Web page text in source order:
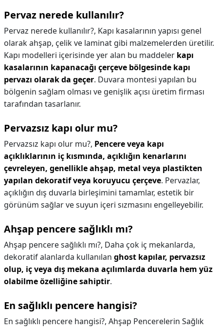
Pervaz nerede kullanılır?
Pervaz nerede kullanılır?, Kapı kasalarının yapısı genel
olarak ahşap, çelik ve laminat gibi malzemelerden üretilir.
Kapı modelleri içerisinde yer alan bu maddeler kapı
kasalarının kapanacağı çerçeve bölgesinde kapı
pervazı olarak da geçer. Duvara montesi yapılan bu
bölgenin sağlam olması ve genişlik açısı üretim firması
tarafından tasarlanır.
Pervazsız kapı olur mu?
Pervazsız kapı olur mu?, Pencere veya kapı
açıklıklarının iç kısmında, açıklığın kenarlarını
çevreleyen, genellikle ahşap, metal veya plastikten
yapılan dekoratif veya koruyucu çerçeve. Pervazlar,
açıklığın dış duvarla birleşimini tamamlar, estetik bir
görünüm sağlar ve suyun içeri sızmasını engelleyebilir.
Ahşap pencere sağlıklı mı?
Ahşap pencere sağlıklı mı?, Daha çok iç mekanlarda,
dekoratif alanlarda kullanılan ghost kapılar, pervazsız
olup, iç veya dış mekana açılımlarda duvarla hem yüz
olabilme özelliğine sahiptir.
En sağlıklı pencere hangisi?
En sağlıklı pencere hangisi?, Ahşap Pencerelerin Sağlık